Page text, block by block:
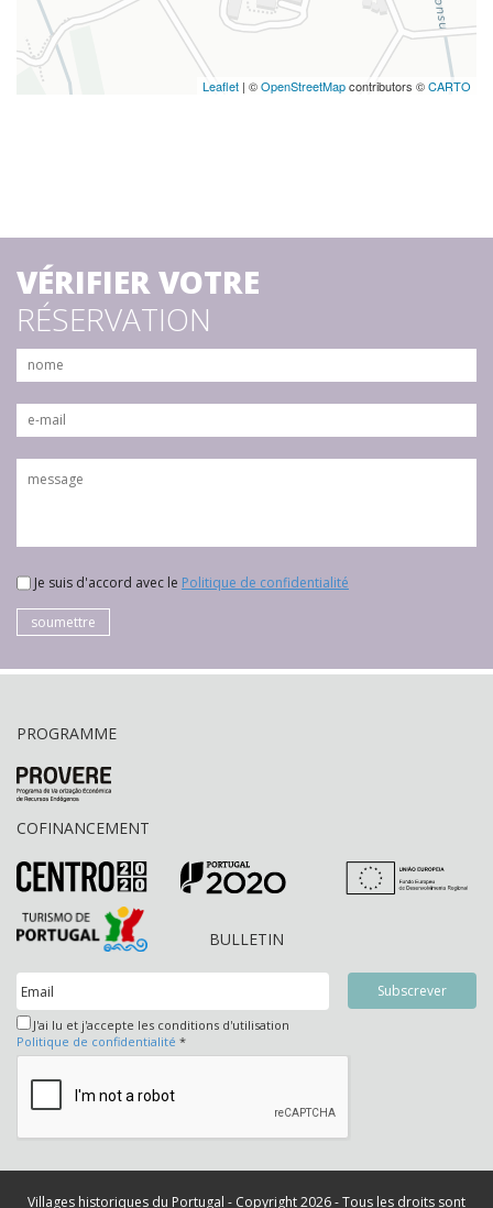
Leaflet | ©OpenStreetMapcontributors ©CARTO
VÉRIFIER VOTRE
RÉSERVATION
Je suis d'accord avec le Politique de confidentialité
soumettre
PROGRAMME
COFINANCEMENT
BULLETIN
J'ai lu et j'accepte les conditions d'utilisation
Politique de confidentialité *
Villages historiques du Portugal - Copyright 2026 - Tous les droits sont